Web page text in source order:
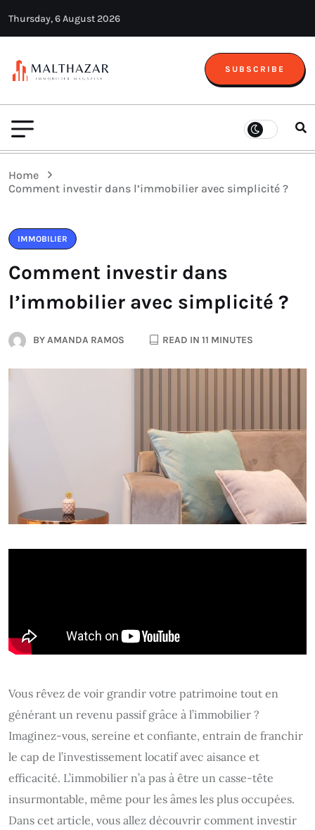
Thursday, 6 August 2026
SUBSCRIBE
Home
Comment investir dans l’immobilier avec simplicité ?
IMMOBILIER
Comment investir dans
l’immobilier avec simplicité ?
BYAMANDA RAMOS READ IN 11 MINUTES
Vous rêvez de voir grandir votre patrimoine tout en
générant un revenu passif grâce à l’immobilier ?
Imaginez-vous, sereine et confiante, entrain de franchir
le cap de l’investissement locatif avec aisance et
efficacité. L’immobilier n’a pas à être un casse-tête
insurmontable, même pour les âmes les plus occupées.
Dans cet article, vous allez découvrir comment investir